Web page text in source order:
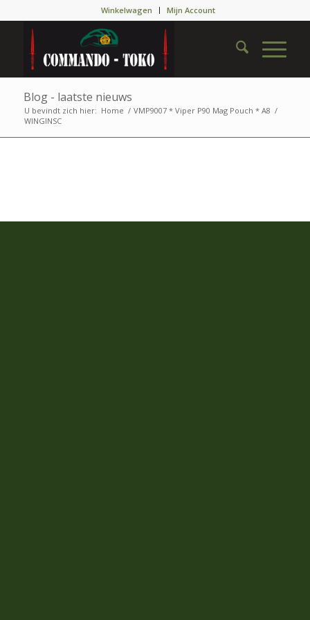
Winkelwagen Mijn Account
Blog - laatste nieuws
U bevindt zich hier: Home / VMP9007 * Viper P90 Mag Pouch * A8 /
WINGINSC